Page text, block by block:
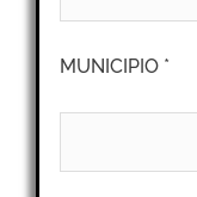
MUNICIPIO *